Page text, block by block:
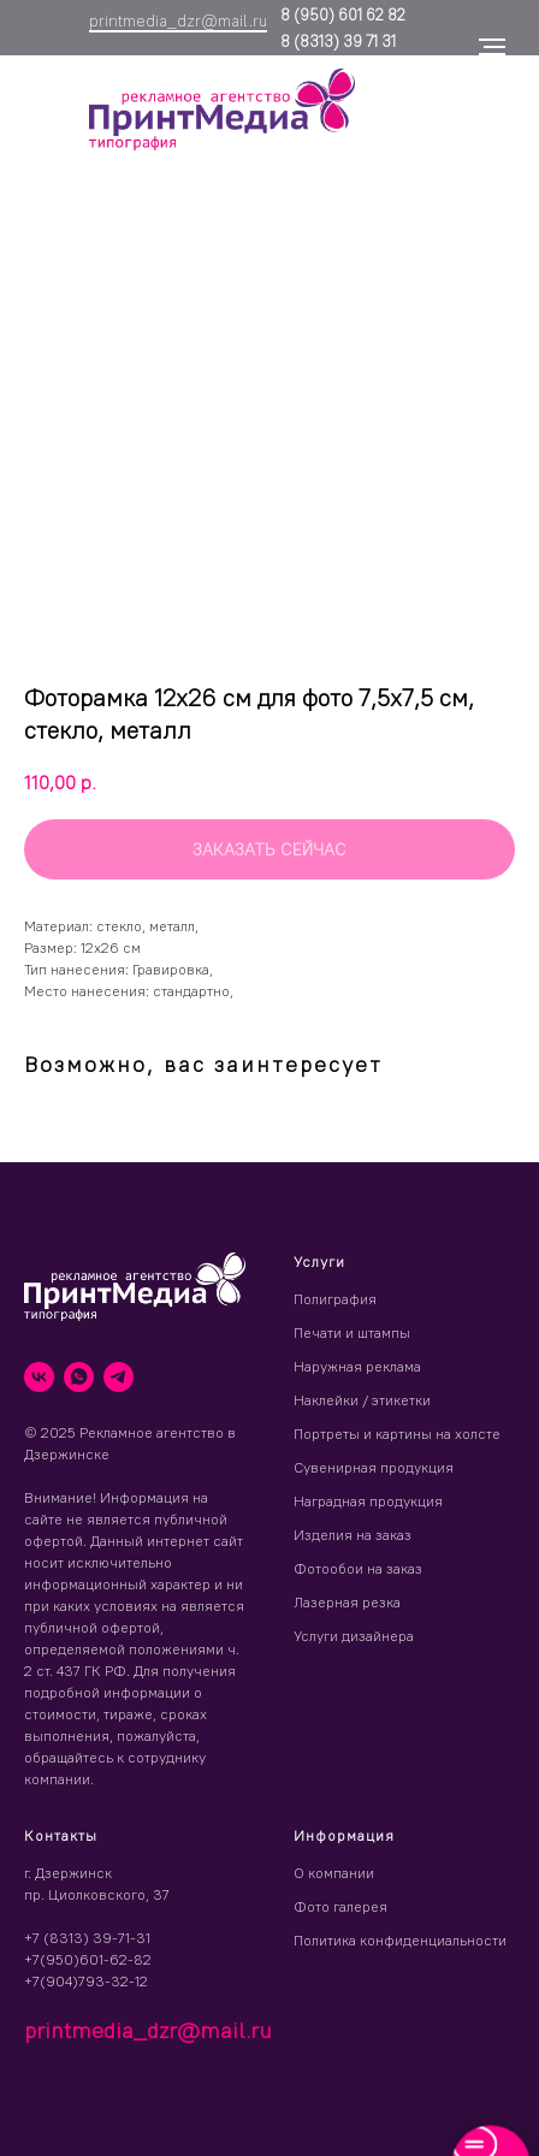
8 (950) 601 62 82
printmedia_dzr@mail.ru
8 (8313) 39 71 31
Фоторамка 12х26 см для фото 7,5х7,5 см,
стекло, металл
110,00 р.
ЗАКАЗАТЬ СЕЙЧАС
Материал: стекло, металл,
Размер: 12х26 см
Тип нанесения: Гравировка,
Место нанесения: стандартно,
Возможно, вас заинтересует
© 2025 Рекламное агентство в
Дзержинске
Внимание! Информация на
сайте не является публичной
офертой. Данный интернет сайт
носит исключительно
информационный характер и ни
при каких условиях на является
публичной офертой,
определяемой положениями ч.
2 ст. 437 ГК РФ. Для получения
подробной информации о
стоимости, тираже, сроках
выполнения, пожалуйста,
обращайтесь к сотруднику
компании.
Услуги
Полиграфия
Печати и штампы
Наружная реклама
Наклейки / этикетки
Портреты и картины на холсте
Сувенирная продукция
Наградная продукция
Изделия на заказ
Фотообои на заказ
Лазерная резка
Услуги дизайнера
Контакты
г. Дзержинск
пр. Циолковского, 37
+7 (8313) 39-71-31
+7(950)601-62-82
+7(904)793-32-12
printmedia_dzr@mail.ru
Информация
О компании
Фото галерея
Политика конфиденциальности